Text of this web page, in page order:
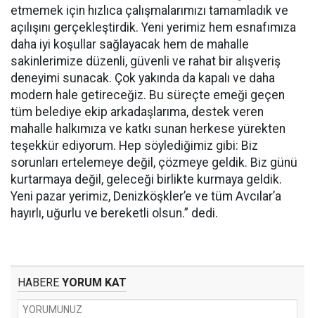
etmemek için hızlıca çalışmalarımızı tamamladık ve
açılışını gerçekleştirdik. Yeni yerimiz hem esnafımıza
daha iyi koşullar sağlayacak hem de mahalle
sakinlerimize düzenli, güvenli ve rahat bir alışveriş
deneyimi sunacak. Çok yakında da kapalı ve daha
modern hale getireceğiz. Bu süreçte emeği geçen
tüm belediye ekip arkadaşlarıma, destek veren
mahalle halkımıza ve katkı sunan herkese yürekten
teşekkür ediyorum. Hep söylediğimiz gibi: Biz
sorunları ertelemeye değil, çözmeye geldik. Biz günü
kurtarmaya değil, geleceği birlikte kurmaya geldik.
Yeni pazar yerimiz, Denizköşkler’e ve tüm Avcılar’a
hayırlı, uğurlu ve bereketli olsun.” dedi.
HABERE YORUM KAT